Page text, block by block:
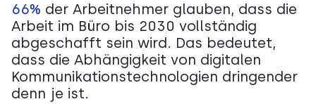
66% der Arbeitnehmer glauben, dass die
Arbeit im Büro bis 2030 vollständig
abgeschafft sein wird. Das bedeutet,
dass die Abhängigkeit von digitalen
Kommunikationstechnologien dringender
denn je ist.